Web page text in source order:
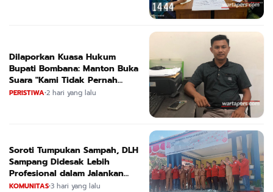
Dilaporkan Kuasa Hukum
Bupati Bombana: Manton Buka
Suara "Kami Tidak Pernah
Menutup Ruang Hak Jawab"
PERISTIWA•2 hari yang lalu
Soroti Tumpukan Sampah, DLH
Sampang Didesak Lebih
Profesional dalam Jalankan
Tugas
KOMUNITAS•3 hari yang lalu